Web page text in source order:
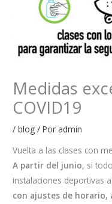
Medidas
COVID19
/blog / Por admin
Vuelta a las clases con
A partir del junio, si
instalaciones deportivas
con ajustes de